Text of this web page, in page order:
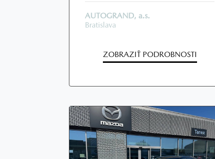
AUTOGRAND, a.s.
Bratislava
ZOBRAZIŤ PODROBNOSTI